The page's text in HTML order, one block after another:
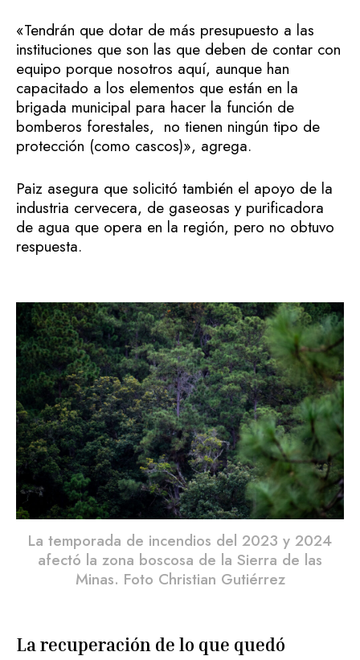
«Tendrán que dotar de más presupuesto a las
instituciones que son las que deben de contar con
equipo porque nosotros aquí, aunque han
capacitado a los elementos que están en la
brigada municipal para hacer la función de
bomberos forestales, no tienen ningún tipo de
protección (como cascos)», agrega.
Paiz asegura que solicitó también el apoyo de la
industria cervecera, de gaseosas y purificadora
de agua que opera en la región, pero no obtuvo
respuesta.
La temporada de incendios del 2023 y 2024
afectó la zona boscosa de la Sierra de las
Minas. Foto Christian Gutiérrez
La recuperación de lo que quedó